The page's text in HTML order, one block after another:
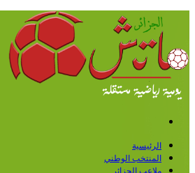
الرئيسية
المنتخب الوطني
ملاعب الجزائر